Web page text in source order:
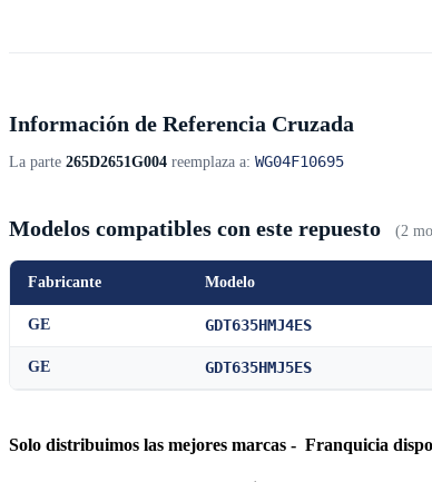
Información de Referencia Cruzada
La parte 265D2651G004 reemplaza a: WG04F10695
Modelos compatibles con este repuesto (2
Fabricante Modelo
GE GDT635HMJ4ES
GE GDT635HMJ5ES
Solo distribuimos las mejores marcas - Franquicia